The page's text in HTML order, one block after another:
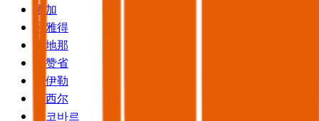
麦加
利雅得
麦地那
吉赞省
哈伊勒
阿西尔
알코바르